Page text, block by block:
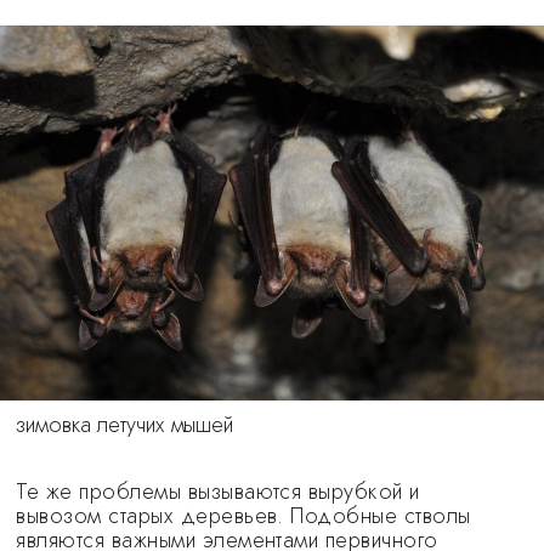
зимовка летучих мышей
Те же проблемы вызываются вырубкой и
вывозом старых деревьев. Подобные стволы
являются важными элементами первичного